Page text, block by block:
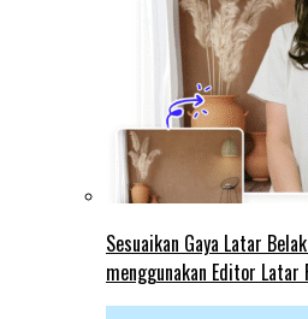
Sesuaikan Gaya Latar
menggunakan Editor Latar